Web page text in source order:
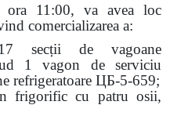
ora 11:00, va avea loc
comercializarea a:
secții de vagoane
1 vagon de serviciu
refrigeratoare ЦБ-5-659;
frigorific cu patru osii,